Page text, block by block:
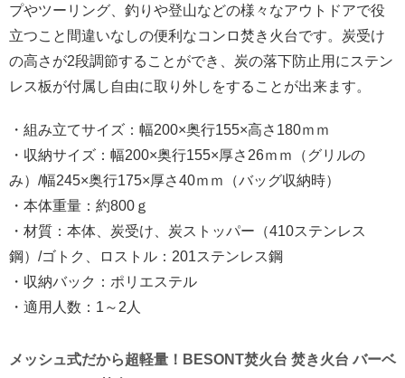
プやツーリング、釣りや登山などの様々なアウトドアで役
立つこと間違いなしの便利なコンロ焚き火台です。炭受け
の高さが2段調節することができ、炭の落下防止用にステン
レス板が付属し自由に取り外しをすることが出来ます。
・組み立てサイズ：幅200×奥行155×高さ180ｍｍ
・収納サイズ：幅200×奥行155×厚さ26ｍｍ（グリルの
み）/幅245×奥行175×厚さ40ｍｍ（バッグ収納時）
・本体重量：約800ｇ
・材質：本体、炭受け、炭ストッパー（410ステンレス
鋼）/ゴトク、ロストル：201ステンレス鋼
・収納バック：ポリエステル
・適用人数：1～2人
メッシュ式だから超軽量！BESONT焚火台 焚き火台 バーベ